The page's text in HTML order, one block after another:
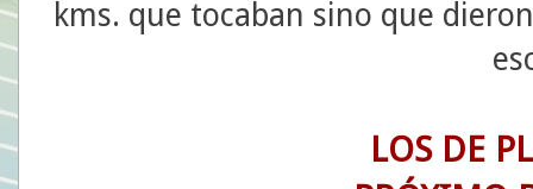
kms. que tocaban sino que
LOS DE